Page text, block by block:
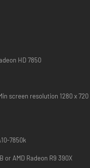
de vida alienígenas,
HD 7850
and keyboard only. Min screen resolution 1280 x 720
7850k
or AMD Radeon R9 390X